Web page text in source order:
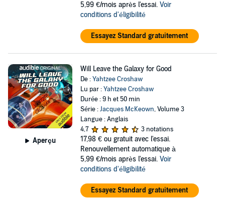
5,99 €/mois après l'essai. Voir
conditions d'éligibilité
Essayez Standard gratuitement
Aperçu
Will Leave the Galaxy for Good
De :Yahtzee Croshaw
Lu par :Yahtzee Croshaw
Durée : 9 h et 50 min
Série :Jacques McKeown, Volume 3
Langue : Anglais
4,7
3 notations
17,98 € ou gratuit avec l'essai.
Renouvellement automatique à
5,99 €/mois après l'essai. Voir
conditions d'éligibilité
Essayez Standard gratuitement